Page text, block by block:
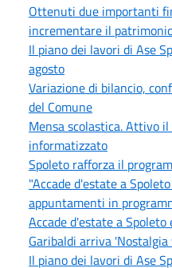
Ottenuti due importanti
incrementare il
Il piano dei lavori di Ase
agosto
Variazione di bilancio,
del Comune
Mensa scolastica. Attivo
informatizzato
Spoleto rafforza il
"Accade d'estate a
appuntamenti in
Accade d'estate a
Garibaldi arriva
Il piano dei lavori di Ase